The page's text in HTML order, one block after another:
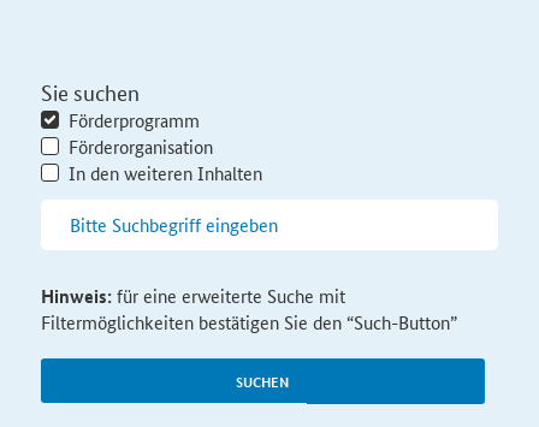
Sie suchen
Förderprogramm
Förderorganisation
In den weiteren Inhalten
SUCHEN
Hinweis:für eine erweiterte Suche mit
Filtermöglichkeiten bestätigen Sie den “Such-Button”